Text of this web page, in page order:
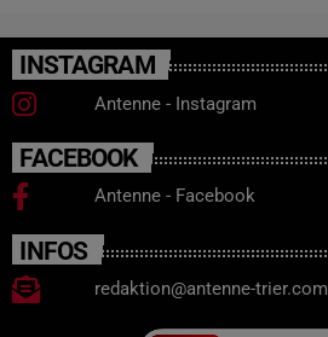
INSTAGRAM
Antenne - Instagram
FACEBOOK
Antenne - Facebook
INFOS
redaktion@antenne-trier.com